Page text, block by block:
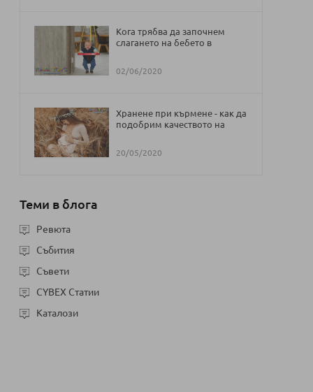
Кога трябва да започнем
слагането на бебето в
02/06/2020
Хранене при кърмене - как да
подобрим качеството на
20/05/2020
Теми в блога
Ревюта
Събития
Съвети
CYBEX Статии
Каталози